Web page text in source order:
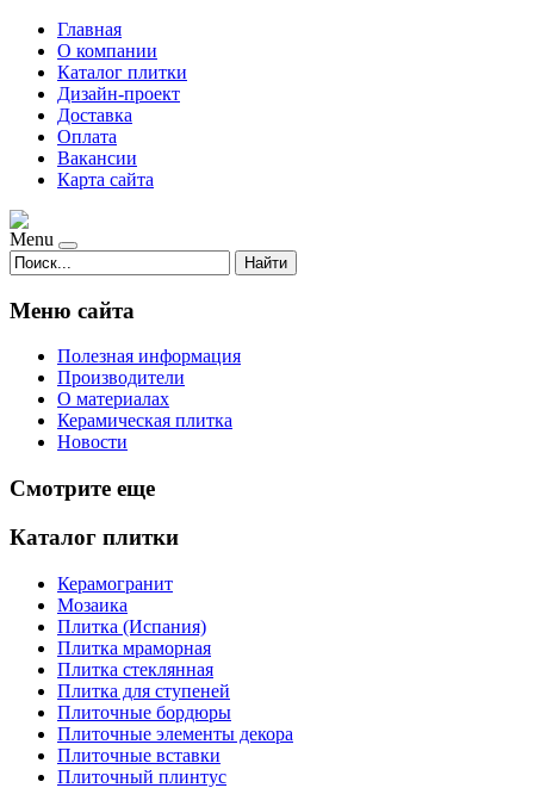
Главная
О компании
Каталог плитки
Дизайн-проект
Доставка
Оплата
Вакансии
Карта сайта
Menu
Найти
Меню сайта
Полезная информация
Производители
О материалах
Керамическая плитка
Новости
Смотрите еще
Каталог плитки
Керамогранит
Мозаика
Плитка (Испания)
Плитка мраморная
Плитка стеклянная
Плитка для ступеней
Плиточные бордюры
Плиточные элементы декора
Плиточные вставки
Плиточный плинтус